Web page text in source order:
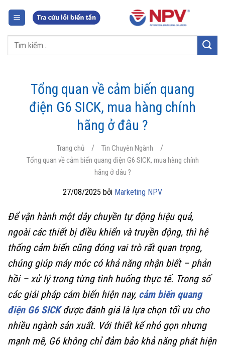
dungTìm
Tổng quan về cảm biến quang
điện G6 SICK, mua hàng chính
hãng ở đâu ?
Trang chủ / Tin Chuyên Ngành /
Tổng quan về cảm biến quang điện G6 SICK, mua hàng chính
hãng ở đâu ?
27/08/2025 bởi Marketing NPV
Để vận hành một dây chuyền tự động hiệu quả,
ngoài các thiết bị điều khiển và truyền động, thì hệ
thống cảm biến cũng đóng vai trò rất quan trọng,
chúng giúp máy móc có khả năng nhận biết – phản
hồi – xử lý trong từng tình huống thực tế. Trong số
các giải pháp cảm biến hiện nay, cảm biến quang
điện G6 SICKđược đánh giá là lựa chọn tối ưu cho
nhiều ngành sản xuất. Với thiết kế nhỏ gọn nhưng
mạnh mẽ, G6 không chỉ đảm bảo khả năng phát hiện